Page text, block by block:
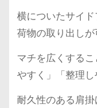
横についたサイ
荷物の取り出しが
マチを広くする
やすく」「整理し
耐久性のある肩